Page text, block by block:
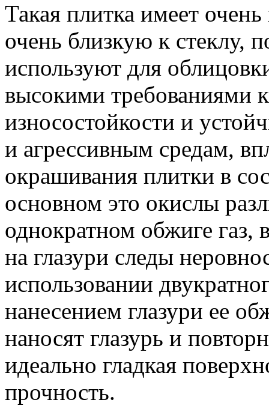
Такая плитка имеет
очень близкую к стеклу,
используют для
высокими требованиями
износостойкости и
и агрессивным средам,
окрашивания плитки в
основном это окислы
однократном обжиге газ,
на глазури следы
использовании
нанесением глазури ее
наносят глазурь и
идеально гладкая
прочность.